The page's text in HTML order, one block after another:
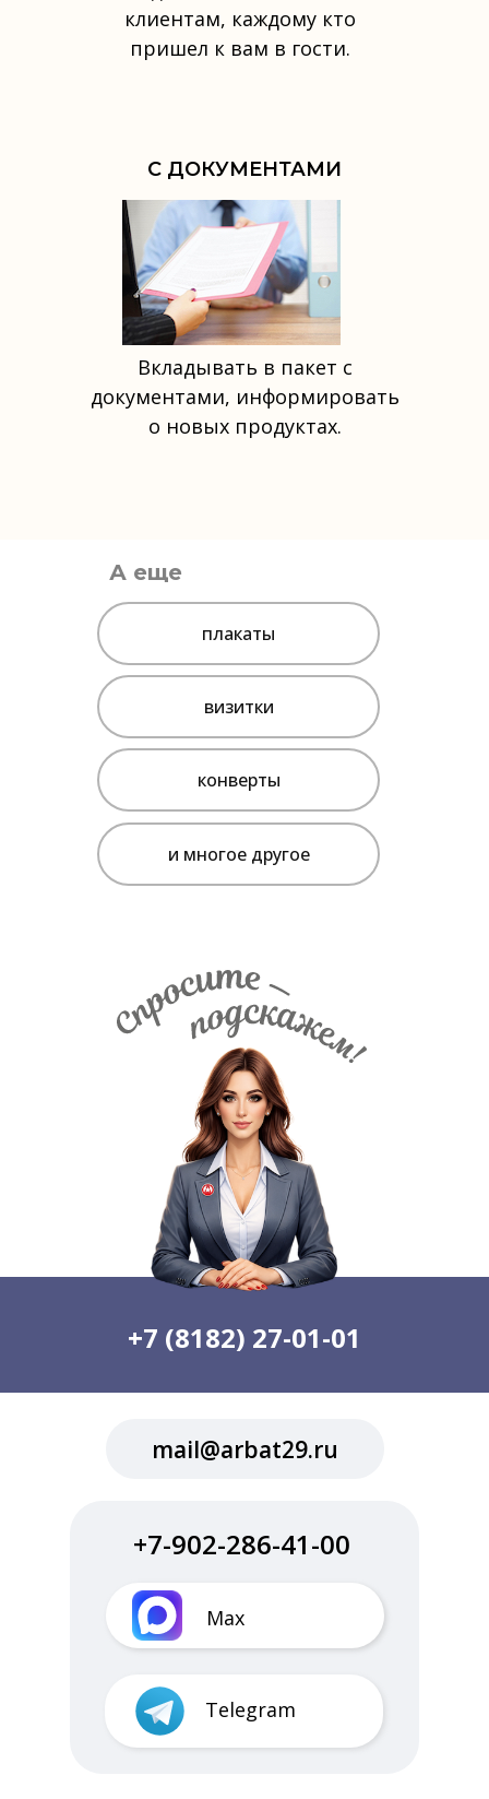
клиентам, каждому кто
пришел к вам в гости.
С ДОКУМЕНТАМИ
Вкладывать в пакет с
документами, информировать
о новых продуктах.
плакаты
визитки
конверты
и многое другое
А еще
mail@arbat29.ru
+7 (8182) 27-01-01
Max
+7-902-286-41-00
Telegram